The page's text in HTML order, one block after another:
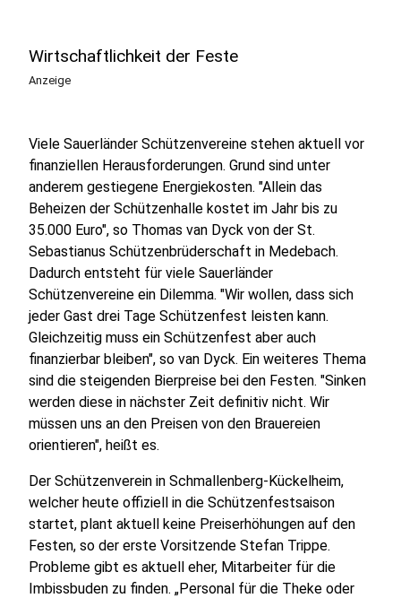
Wirtschaftlichkeit der Feste
Anzeige
Viele Sauerländer Schützenvereine stehen aktuell vor
finanziellen Herausforderungen. Grund sind unter
anderem gestiegene Energiekosten. "Allein das
Beheizen der Schützenhalle kostet im Jahr bis zu
35.000 Euro", so Thomas van Dyck von der St.
Sebastianus Schützenbrüderschaft in Medebach.
Dadurch entsteht für viele Sauerländer
Schützenvereine ein Dilemma. "Wir wollen, dass sich
jeder Gast drei Tage Schützenfest leisten kann.
Gleichzeitig muss ein Schützenfest aber auch
finanzierbar bleiben", so van Dyck. Ein weiteres Thema
sind die steigenden Bierpreise bei den Festen. "Sinken
werden diese in nächster Zeit definitiv nicht. Wir
müssen uns an den Preisen von den Brauereien
orientieren", heißt es.
Der Schützenverein in Schmallenberg-Kückelheim,
welcher heute offiziell in die Schützenfestsaison
startet, plant aktuell keine Preiserhöhungen auf den
Festen, so der erste Vorsitzende Stefan Trippe.
Probleme gibt es aktuell eher, Mitarbeiter für die
Imbissbuden zu finden. „Personal für die Theke oder